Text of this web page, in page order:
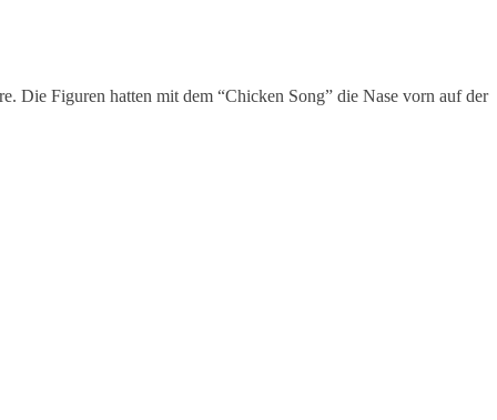
Die Figuren hatten mit dem “Chicken Song” die Nase vorn auf der